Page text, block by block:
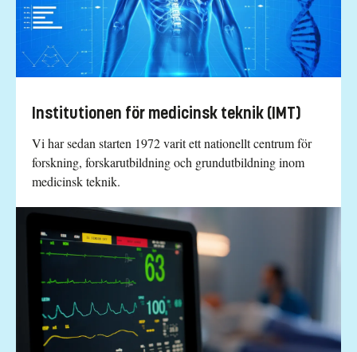
Institutionen för medicinsk teknik (IMT)
Vi har sedan starten 1972 varit ett nationellt centrum för
forskning, forskarutbildning och grundutbildning inom
medicinsk teknik.